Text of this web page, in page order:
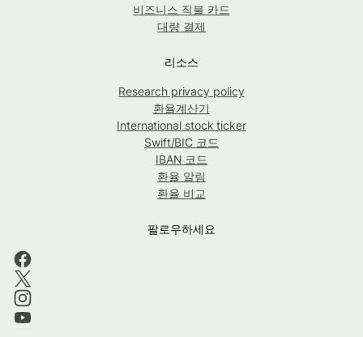
비즈니스 직불 카드
대량 결제
리소스
Research privacy policy
환율계산기
International stock ticker
Swift/BIC 코드
IBAN 코드
환율 알림
환율 비교
팔로우하세요